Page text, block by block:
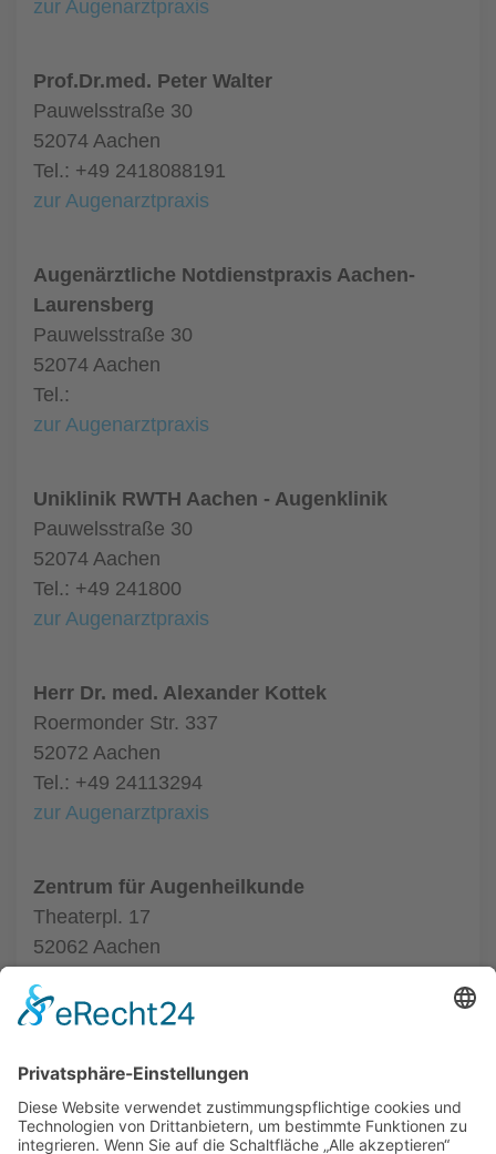
zur Augenarztpraxis
Prof.Dr.med. Peter Walter
Pauwelsstraße 30
52074 Aachen
Tel.: +49 2418088191
zur Augenarztpraxis
Augenärztliche Notdienstpraxis Aachen-
Laurensberg
Pauwelsstraße 30
52074 Aachen
Tel.:
zur Augenarztpraxis
Uniklinik RWTH Aachen - Augenklinik
Pauwelsstraße 30
52074 Aachen
Tel.: +49 241800
zur Augenarztpraxis
Herr Dr. med. Alexander Kottek
Roermonder Str. 337
52072 Aachen
Tel.: +49 24113294
zur Augenarztpraxis
Zentrum für Augenheilkunde
Theaterpl. 17
52062 Aachen
zur Augenarztpraxis
ALLGEMEIN